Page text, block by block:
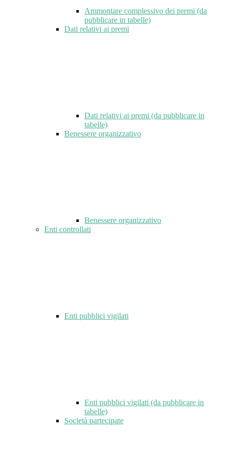
Ammontare complessivo dei premi (da
pubblicare in tabelle)
Dati relativi ai premi
Dati relativi ai premi (da pubblicare in
tabelle)
Benessere organizzativo
Benessere organizzativo
Enti controllati
Enti pubblici vigilati
Enti pubblici vigilati (da pubblicare in
tabelle)
Società partecipate